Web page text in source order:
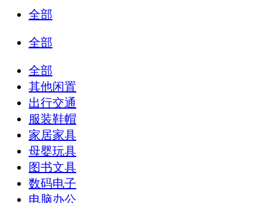
全部
全部
全部
其他闲置
出行交通
服装鞋帽
家居家具
母婴玩具
图书文具
数码电子
电脑办公